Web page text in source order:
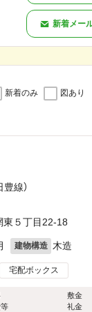
新着メー
新着のみ 図あり
豊線）
東５丁目22-18
建物構造 木造
宅配ボックス
敷金
礼金